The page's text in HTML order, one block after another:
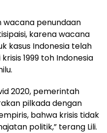
wacana penundaan
karena wacana
kasus Indonesia telah
1999 toh Indonesia
2020, pemerintah
pilkada dengan
bahwa krisis tidak
politik,” terang Lili.